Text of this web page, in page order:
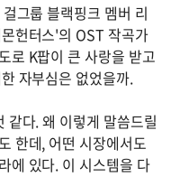
그룹 블랙핑크 멤버 리
헌터스'의 OST 작곡가
로 K팝이 큰 사랑을 받고
자부심은 없었을까.
다. 왜 이렇게 말씀드릴
한데, 어떤 시장에서도
에 있다. 이 시스템을 다